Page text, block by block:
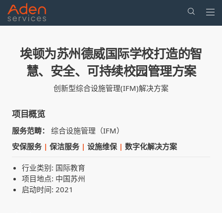
埃顿为苏州德威国际学校打造的智
慧、安全、可持续校园管理方案
创新型综合设施管理(IFM)解决方案
项目概览
服务范畴：
综合设施管理（IFM）
安保服务 | 保洁服务 | 设施维保| 数字化解决方案
行业类别: 国际教育
项目地点: 中国苏州
启动时间: 2021